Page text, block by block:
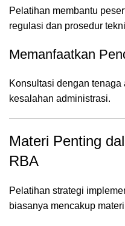
Pelatihan membantu
regulasi dan prosedur
Memanfaatkan
Konsultasi dengan
kesalahan administrasi.
Materi Penting
RBA
Pelatihan strategi
biasanya mencakup